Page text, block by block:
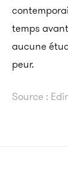
temps
aucune
peur.
Source :